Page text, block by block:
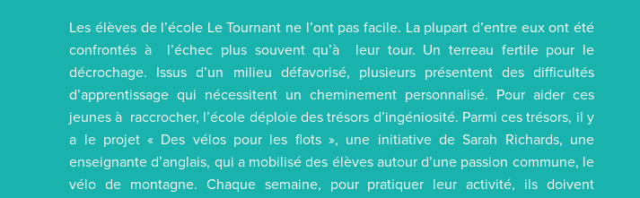
Les élèves de l’école Le Tournant ne l’ont pas facile. La plupart d’entre eux ont été
confrontés à l’échec plus souvent qu’à leur tour. Un terreau fertile pour le
décrochage. Issus d’un milieu défavorisé, plusieurs présentent des difficultés
d’apprentissage qui nécessitent un cheminement personnalisé. Pour aider ces
jeunes à raccrocher, l’école déploie des trésors d’ingéniosité. Parmi ces trésors, il y
a le projet « Des vélos pour les flots », une initiative de Sarah Richards, une
enseignante d’anglais, qui a mobilisé des élèves autour d’une passion commune, le
vélo de montagne. Chaque semaine, pour pratiquer leur activité, ils doivent